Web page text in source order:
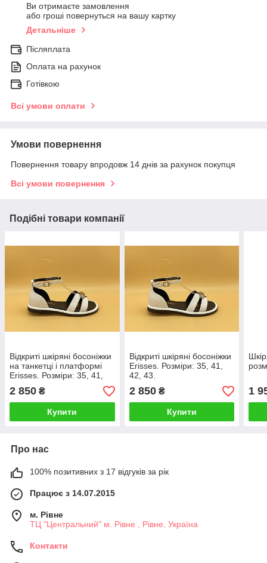
Ви отримаєте замовлення
або гроші повернуться на вашу картку
Детальніше
Післяплата
Оплата на рахунок
Готівкою
Всі умови оплати
Умови повернення
Повернення товару впродовж 14 днів за рахунок покупця
Всі умови повернення
Подібні товари компанії
Відкриті шкіряні босоніжки
на танкетці і платформі
Erisses. Розміри: 35, 41,
42, 43.
2 850 ₴
Купити
Відкриті шкіряні босоніжки
Erisses. Розміри: 35, 41,
42, 43.
2 850₴
Купити
1
Про нас
100% позитивних з 17 відгуків за рік
Працює з 14.07.2015
м. Рівне
ТЦ "Центральний" м. Рівне , Рівне, Україна
Контакти